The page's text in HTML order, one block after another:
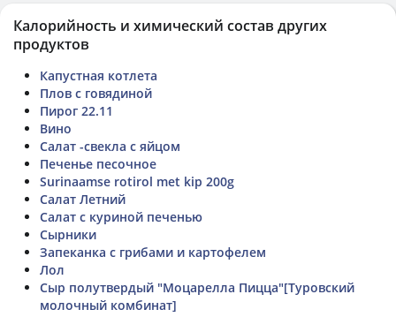
Калорийность и химический состав других
продуктов
Капустная котлета
Плов с говядиной
Пирог 22.11
Вино
Салат -свекла с яйцом
Печенье песочное
Surinaamse rotirol met kip 200g
Салат Летний
Салат с куриной печенью
Сырники
Запеканка с грибами и картофелем
Лол
Сыр полутвердый "Моцарелла Пицца"[Туровский
молочный комбинат]